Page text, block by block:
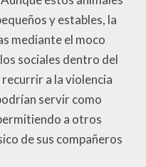
y estables, la
mediante el moco
sociales dentro del
a la violencia
servir como
a otros
de sus compañeros